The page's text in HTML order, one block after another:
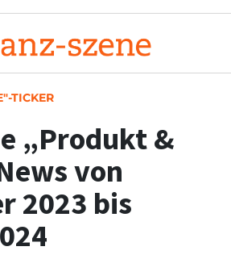
TICKER
„Produkt &
von
2023 bis